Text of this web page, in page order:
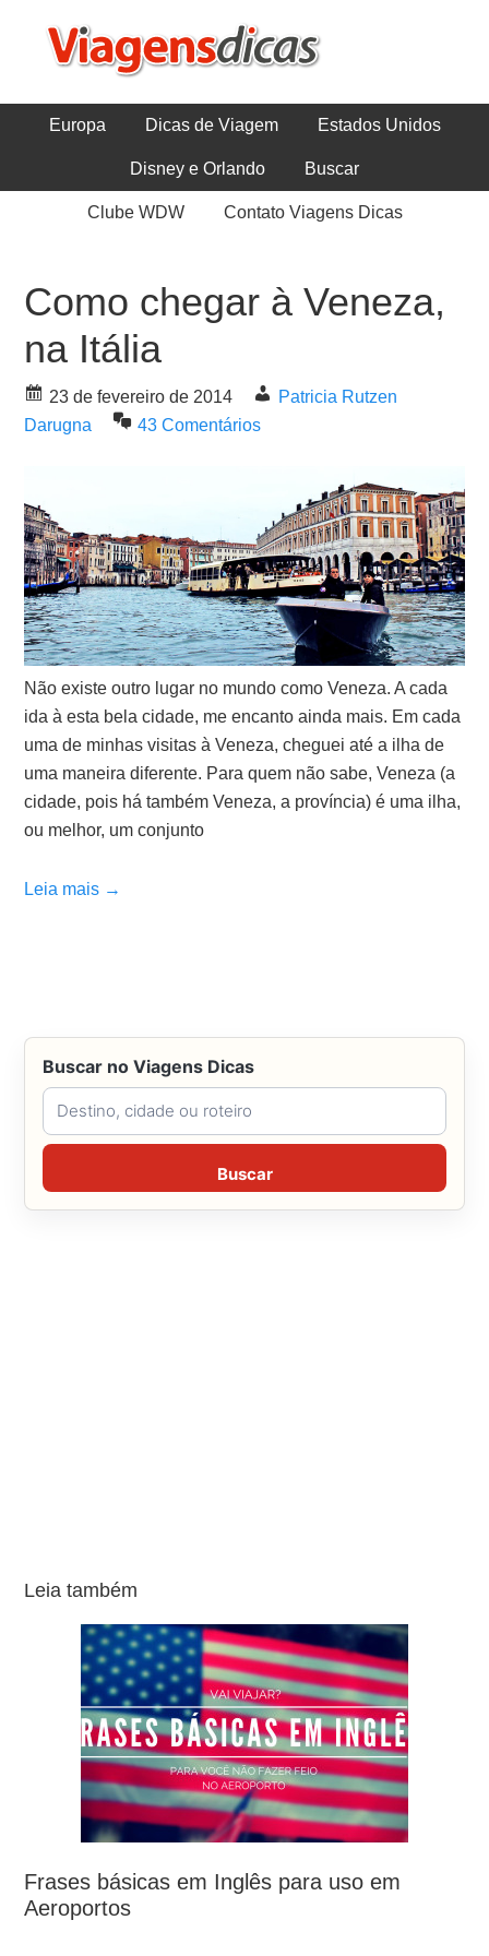
Europa Dicas de Viagem Estados Unidos
Disney e Orlando Buscar
Clube WDW Contato Viagens Dicas
Como chegar à Veneza,
na Itália
23 de fevereiro de 2014
Patricia Rutzen
Darugna
43 Comentários
Não existe outro lugar no mundo como Veneza. A cada
ida à esta bela cidade, me encanto ainda mais. Em cada
uma de minhas visitas à Veneza, cheguei até a ilha de
uma maneira diferente. Para quem não sabe, Veneza (a
cidade, pois há também Veneza, a província) é uma ilha,
ou melhor, um conjunto
Leia mais →
Buscar no Viagens Dicas
Buscar no Viagens Dicas
Buscar
Leia também
Frases básicas em Inglês para uso em
Aeroportos